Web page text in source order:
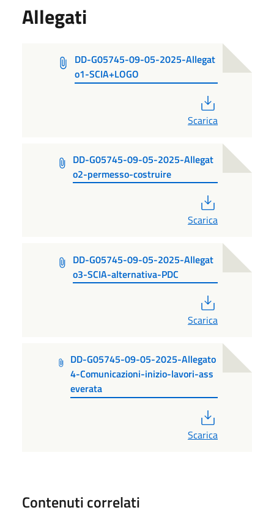
Allegati
DD-G05745-09-05-2025-Allegat
o1-SCIA+LOGO
Scarica
DD-G05745-09-05-2025-Allegat
o2-permesso-costruire
Scarica
DD-G05745-09-05-2025-Allegat
o3-SCIA-alternativa-PDC
Scarica
DD-G05745-09-05-2025-Allegato
4-Comunicazioni-inizio-lavori-ass
everata
Scarica
Contenuti correlati